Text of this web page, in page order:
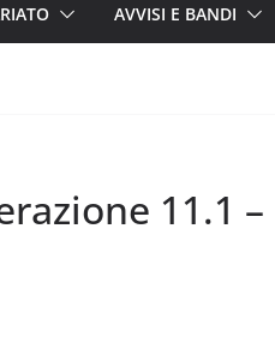
AVVISI E BANDI
11.1 –